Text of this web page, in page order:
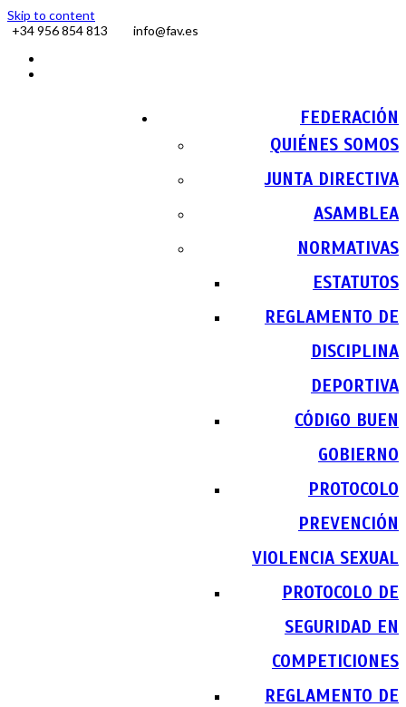
Skip to content
+34 956 854 813
info@fav.es
FEDERACIÓN
QUIÉNES SOMOS
JUNTA DIRECTIVA
ASAMBLEA
NORMATIVAS
ESTATUTOS
REGLAMENTO DE
DISCIPLINA
DEPORTIVA
CÓDIGO BUEN
GOBIERNO
PROTOCOLO
PREVENCIÓN
VIOLENCIA SEXUAL
PROTOCOLO DE
SEGURIDAD EN
COMPETICIONES
REGLAMENTO DE